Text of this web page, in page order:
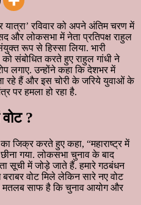
रविवार को अपने अंतिम चरण में
और लोकसभा में नेता प्रतिपक्ष राहुल
रूप से हिस्सा लिया. भारी
संबोधित करते हुए राहुल गांधी ने
लगाए. उन्होंने कहा कि देशभर में
रहे हैं और इस चोरी के जरिये युवाओं के
पर हमला हो रहा है.
?
जिक्र करते हुए कहा, “महाराष्ट्र में
गया. लोकसभा चुनाव के बाद
सूची में जोड़े जाते हैं. हमारे गठबंधन
वोट मिले लेकिन सारे नए वोट
साफ है कि चुनाव आयोग और